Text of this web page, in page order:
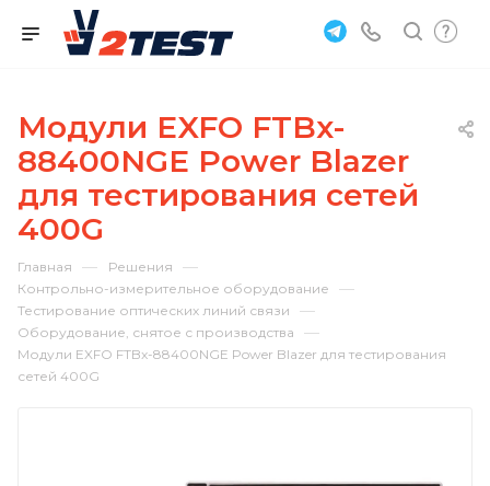
Модули EXFO FTBx-
88400NGE Power Blazer
для тестирования сетей
400G
Главная — Решения —
Контрольно-измерительное оборудование —
Тестирование оптических линий связи —
Оборудование, снятое с производства —
Модули EXFO FTBx-88400NGE Power Blazer для тестирования
сетей 400G